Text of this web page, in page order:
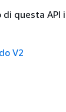
questa API
V2